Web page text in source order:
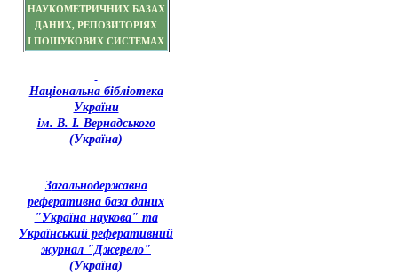
НАУКОМЕТРИЧНИХ БАЗАХ
ДАНИХ, РЕПОЗИТОРІЯХ
І ПОШУКОВИХ СИСТЕМАХ
Національна бібліотека
України
ім. В. І. Вернадського
(Україна)
Загальнодержавна
реферативна база даних
"Україна наукова" та
Український реферативний
журнал "Джерело"
(Україна)